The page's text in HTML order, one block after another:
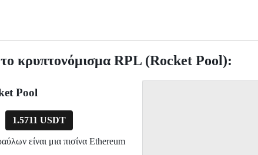
κρυπτονόμισμα RPL (Rocket Pool):
Pool
1.5711 USDT
είναι μια πισίνα Ethereum